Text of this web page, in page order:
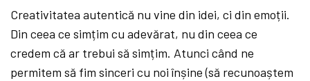
Creativitatea autentică nu vine din idei, ci din emoții.
Din ceea ce simțim cu adevărat, nu din ceea ce
credem că ar trebui să simțim. Atunci când ne
permitem să fim sinceri cu noi înșine (să recunoaștem